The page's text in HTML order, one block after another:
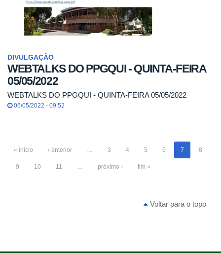
DIVULGAÇÃO
WEBTALKS DO PPGQUI - QUINTA-FEIRA
05/05/2022
WEBTALKS DO PPGQUI - QUINTA-FEIRA 05/05/2022
06/05/2022 - 09:52
« início ‹ anterior … 3 4 5 6 7 8
9 10 11 … próximo › fim »
Voltar para o topo